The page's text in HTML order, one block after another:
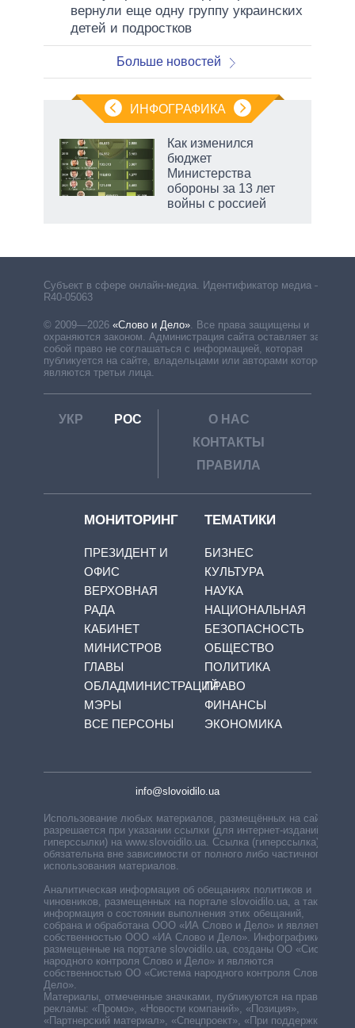
вернули еще одну группу украинских
детей и подростков
Больше новостей
ИНФОГРАФИКА
Как изменился
бюджет
Министерства
обороны за 13 лет
войны с россией
Субъект в сфере онлайн-медиа. Идентификатор медиа –
R40-05063
© 2009—2026 «Слово и Дело» Все права защищены и
охраняются законом. Администрация сайта оставляет за
собой право не соглашаться с информацией, которая
публикуется на сайте, владельцами или авторами которой
являются третьи лица.
УКР РОС
О НАС
КОНТАКТЫ
ПРАВИЛА
МОНИТОРИНГ
ПРЕЗИДЕНТ И
ОФИС
ВЕРХОВНАЯ
РАДА
КАБИНЕТ
МИНИСТРОВ
ГЛАВЫ
ОБЛАДМИНИСТРАЦИЙ
МЭРЫ
ВСЕ ПЕРСОНЫ
ТЕМАТИКИ
БИЗНЕС
КУЛЬТУРА
НАУКА
НАЦИОНАЛЬНАЯ
БЕЗОПАСНОСТЬ
ОБЩЕСТВО
ПОЛИТИКА
ПРАВО
ФИНАНСЫ
ЭКОНОМИКА
info@slovoidilo.ua
Использование любых материалов, размещённых на сайте,
разрешается при указании ссылки (для интернет-изданий —
гиперссылки) на www.slovoidilo.ua. Ссылка (гиперссылка)
обязательна вне зависимости от полного либо частичного
использования материалов.
Аналитическая информация об обещаниях политиков и
чиновников, размещенных на портале slovoidilo.ua, а также
информация о состоянии выполнения этих обещаний,
собрана и обработана ООО «ИА Слово и Дело» и является
собственностью ООО «ИА Слово и Дело». Инфографики,
размещенные на портале slovoidilo.ua, созданы ОО «Система
народного контроля Слово и Дело» и являются
собственностью ОО «Система народного контроля Слово и
Дело».
Материалы, отмеченные значками, публикуются на правах
рекламы: «Промо», «Новости компаний», «Позиция»,
«Партнерский материал», «Спецпроект», «При поддержке».